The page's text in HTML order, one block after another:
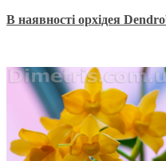
В наявності орхідея